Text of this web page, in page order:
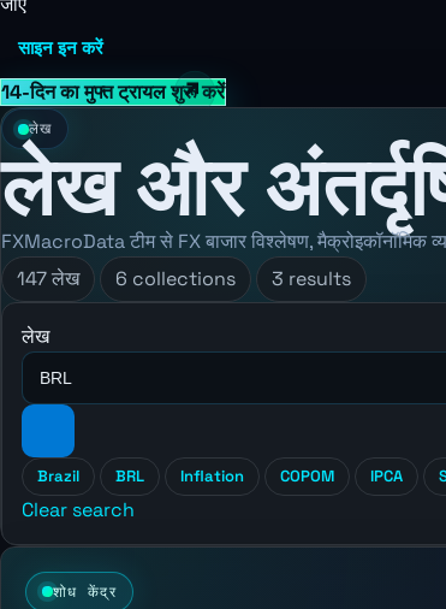
साइन इन करें
14-दिन का मुफ्त ट्रायल शुरू करें
लेख
लेख और
FXMacroData टीम से FX बाजार विश्लेषण, मैक्रोइकॉनॉमिक
147 लेख
6 collections 3 results
लेख
Brazil BRL Inflation COPOM IPCA
Clear search
शोध केंद्र